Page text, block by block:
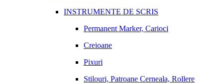
INSTRUMENTE DE SCRIS
Permanent Marker, Carioci
Creioane
Pixuri
Stilouri, Patroane Cerneala, Rollere